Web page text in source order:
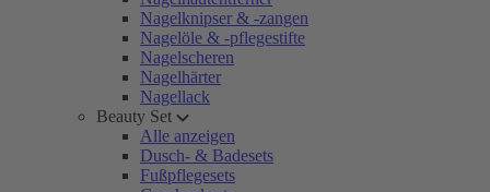
Nagelknipser & -zangen
Nagelöle & -pflegestifte
Nagelscheren
Nagelhärter
Nagellack
Beauty Set
Alle anzeigen
Dusch- & Badesets
Fußpflegesets